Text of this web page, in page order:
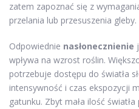
zatem zapoznać się z
przelania lub przesuszenia gleby.
Odpowiednie nasłonecznienie
wpływa na wzrost roślin.
potrzebuje dostępu do światła
intensywność i czas ekspozycji
gatunku. Zbyt mała ilość